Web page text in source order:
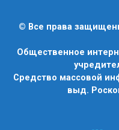
© Все права
Общественное
Средство массовой
выд.